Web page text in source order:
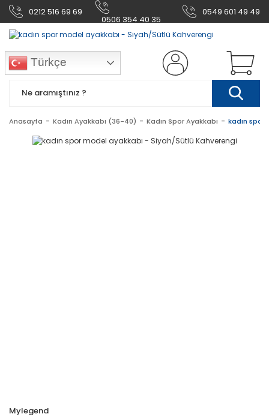
0212 516 69 69
0506 354 40 35
0549 601 49 49
Türkçe
Anasayfa Kadın Ayakkabı (36-40) Kadın Spor Ayakkabı kadın spor
Mylegend